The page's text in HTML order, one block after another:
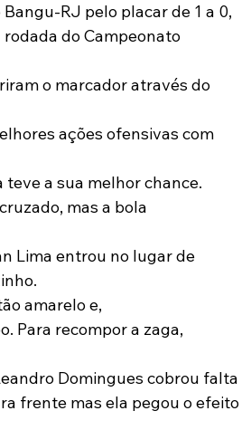
Marketing Sócio-Torcedor
RJ pelo placar de 1 a 0​,
do Campeonato
o marcador através do
ações ofensivas com
a sua melhor chance.
mas a bola
Lima entrou no lugar de
amarelo e,
Para recompor a zaga,
Domingues cobrou falta
frente mas ela pegou o efeito